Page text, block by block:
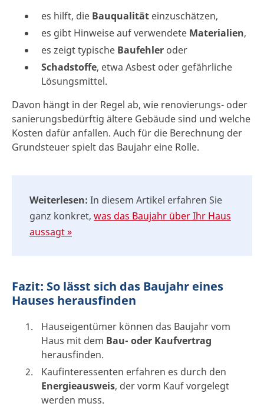
es hilft, die Bauqualität einzuschätzen,
es gibt Hinweise auf verwendete Materialien,
es zeigt typische Baufehler oder
Schadstoffe, etwa Asbest oder gefährliche
Lösungsmittel.
Davon hängt in der Regel ab, wie renovierungs- oder
sanierungsbedürftig ältere Gebäude sind und welche
Kosten dafür anfallen. Auch für die Berechnung der
Grundsteuer spielt das Baujahr eine Rolle.
Weiterlesen: In diesem Artikel erfahren Sie
ganz konkret, was das Baujahr über Ihr Haus
aussagt »
Fazit: So lässt sich das Baujahr eines
Hauses herausfinden
Hauseigentümer können das Baujahr vom
Haus mit dem Bau- oder Kaufvertrag
herausfinden.
Kaufinteressenten erfahren es durch den
Energieausweis, der vorm Kauf vorgelegt
werden muss.